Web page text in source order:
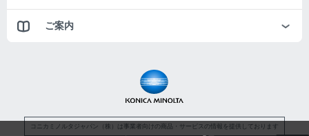
ご案内
コニカミノルタジャパン（株）は事業者向けの商品・サービスの情報を提供しております